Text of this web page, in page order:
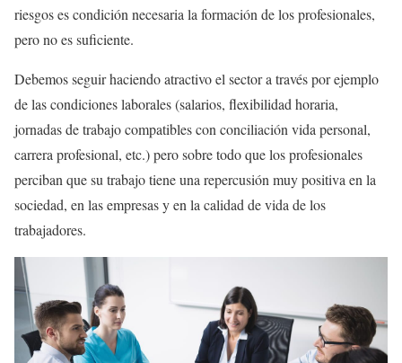
riesgos es condición necesaria la formación de los profesionales,
pero no es suficiente.
Debemos seguir haciendo atractivo el sector a través por ejemplo
de las condiciones laborales (salarios, flexibilidad horaria,
jornadas de trabajo compatibles con conciliación vida personal,
carrera profesional, etc.) pero sobre todo que los profesionales
perciban que su trabajo tiene una repercusión muy positiva en la
sociedad, en las empresas y en la calidad de vida de los
trabajadores.